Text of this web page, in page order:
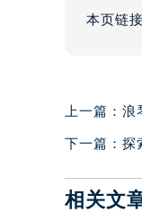
本页链接
上一篇： 浪
下一篇： 探
相关文